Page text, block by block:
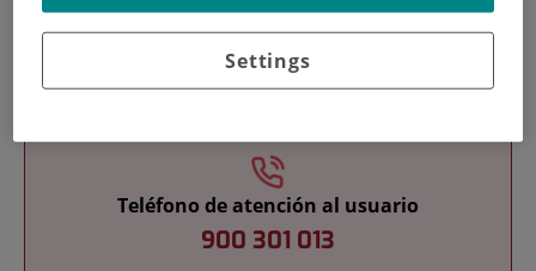
Docencia
Teléfono de atención al usuario
900 301 013
Settings